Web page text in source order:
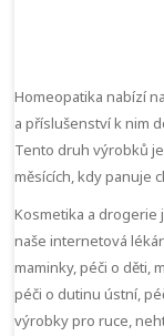
Homeopatika nabízí
a příslušenství k nim
Tento druh výrobků
měsících, kdy panuje
Kosmetika a
naše internetová
maminky, péči o děti,
péči o dutinu ústní,
výrobky pro ruce,